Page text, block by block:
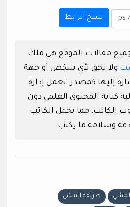
نسخ الرابط
جميع مقالات الموقع هي ملك
ولا يحق لأي شخص أو جهة
إليها كمصدر. تعمل إدارة
كتابة المحتوى العلمي دون
الكاتب، مما يحمل الكاتب
وسلامة ما يكتب.
طريقة المشي